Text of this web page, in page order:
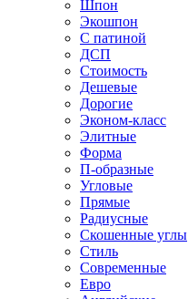
Шпон
Экошпон
С патиной
ДСП
Стоимость
Дешевые
Дорогие
Эконом-класс
Элитные
Форма
П-образные
Угловые
Прямые
Радиусные
Скошенные углы
Стиль
Современные
Евро